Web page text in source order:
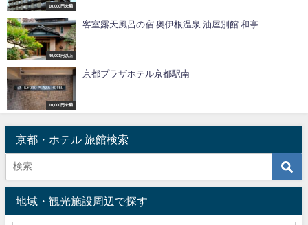
10,000円未満
40,001円以上
客室露天風呂の宿 奥伊根温泉 油屋別館 和亭
10,000円未満
京都プラザホテル京都駅南
京都・ホテル 旅館検索
地域・観光施設周辺で探す